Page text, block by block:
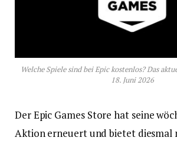
Welche Spiele sind bei Epic kostenlos? Das
18. Juni 2026
Der Epic Games Store hat seine
Aktion erneuert und bietet diesmal